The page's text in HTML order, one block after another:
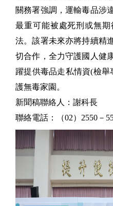
關務署強調，運輸毒品涉
最重可能被處死刑或無
法。該署未來亦將持續精
切合作，全力守護國人健
躍提供毒品走私情資(檢舉
護無毒家園。
新聞稿聯絡人：謝科長
聯絡電話：（02）2550－